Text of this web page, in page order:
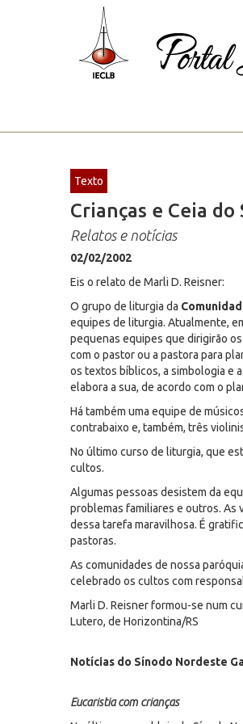
Texto
Crianças e Ceia do
Relatos e notícias
02/02/2002
Eis o relato de Marli D. Reisner:
O grupo de liturgia da
equipes de liturgia. Atualmente,
pequenas equipes que dirigirão
com o pastor ou a pastora para
os textos bíblicos, a simbologia e
elabora a sua, de acordo com o
Há também uma equipe de
contrabaixo e, também, três
No último curso de liturgia, que
cultos.
Algumas pessoas desistem da
problemas familiares e outros. As
dessa tarefa maravilhosa. É
pastoras.
As comunidades de nossa
celebrado os cultos com
Marli D. Reisner formou-se num
Lutero, de Horizontina/RS
Notícias do Sínodo Nordeste
Eucaristia com crianças